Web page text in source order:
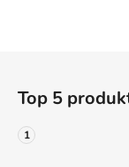
Top 5